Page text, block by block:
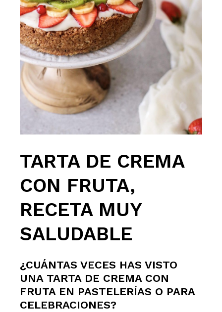
TARTA DE CREMA
CON FRUTA,
RECETA MUY
SALUDABLE
¿CUÁNTAS VECES HAS VISTO
UNA TARTA DE CREMA CON
FRUTA EN PASTELERÍAS O PARA
CELEBRACIONES?